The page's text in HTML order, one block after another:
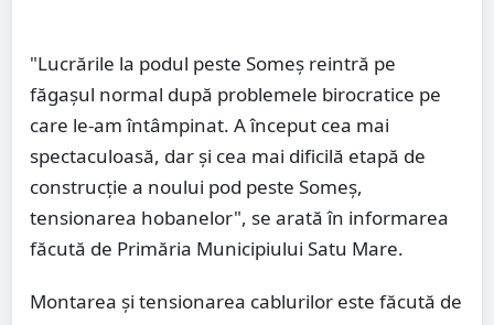
"Lucrările la podul peste Someș reintră pe
făgașul normal după problemele birocratice pe
care le-am întâmpinat. A început cea mai
spectaculoasă, dar și cea mai dificilă etapă de
construcție a noului pod peste Someș,
tensionarea hobanelor", se arată în informarea
făcută de Primăria Municipiului Satu Mare.
Montarea și tensionarea cablurilor este făcută de